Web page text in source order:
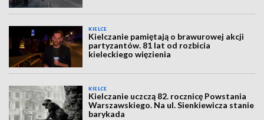
KIELCE
Kielczanie pamiętają o brawurowej akcji
partyzantów. 81 lat od rozbicia
kieleckiego więzienia
KIELCE
Kielczanie uczczą 82. rocznicę Powstania
Warszawskiego. Na ul. Sienkiewicza stanie
barykada